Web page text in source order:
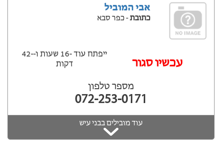
אבי המוביל
כתובת- כפר סבא
‫עכשיו סגור
ייפתח עוד -16 שעות ‫ו--42
דקות
מספר טלפון
072-253-0171
עוד מובילים בבני עיש